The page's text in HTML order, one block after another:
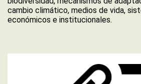
cambio climático, medios de vida,
económicos e institucionales.